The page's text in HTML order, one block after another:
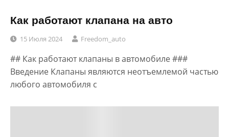
Как работают клапана на авто
15 Июля 2024 Freedom_auto
## Как работают клапаны в автомобиле ###
Введение Клапаны являются неотъемлемой частью
любого автомобиля с